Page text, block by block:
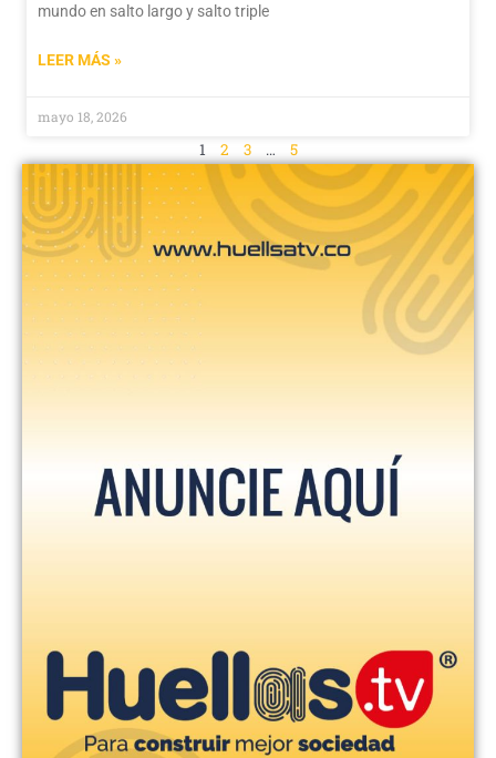
mundo en salto largo y salto triple
LEER MÁS »
mayo 18, 2026
1 2 3 … 5